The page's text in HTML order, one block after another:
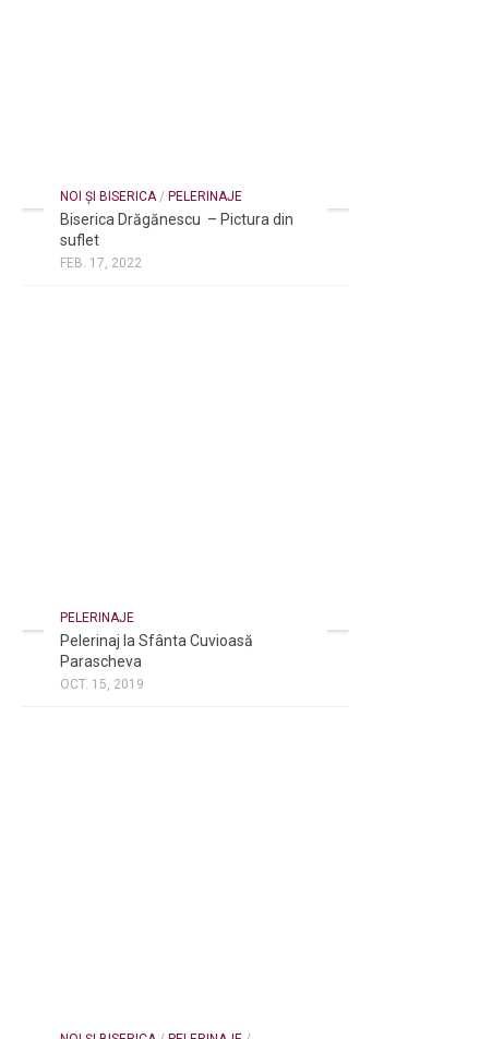
NOI ȘI BISERICA/ PELERINAJE
Biserica Drăgănescu – Pictura din
suflet
FEB. 17, 2022
PELERINAJE
Pelerinaj la Sfânta Cuvioasă
Parascheva
OCT. 15, 2019